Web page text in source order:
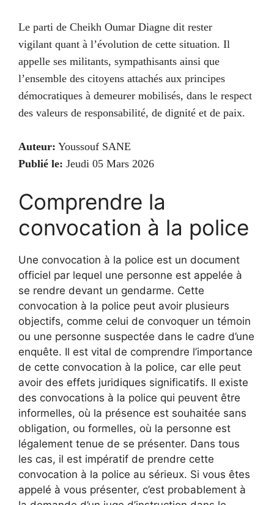
Le parti de Cheikh Oumar Diagne dit rester
vigilant quant à l’évolution de cette situation. Il
appelle ses militants, sympathisants ainsi que
l’ensemble des citoyens attachés aux principes
démocratiques à demeurer mobilisés, dans le respect
des valeurs de responsabilité, de dignité et de paix.
Auteur: Youssouf SANE
Publié le: Jeudi 05 Mars 2026
Comprendre la
convocation à la police
Une convocation à la police est un document
officiel par lequel une personne est appelée à
se rendre devant un gendarme. Cette
convocation à la police peut avoir plusieurs
objectifs, comme celui de convoquer un témoin
ou une personne suspectée dans le cadre d’une
enquête. Il est vital de comprendre l’importance
de cette convocation à la police, car elle peut
avoir des effets juridiques significatifs. Il existe
des convocations à la police qui peuvent être
informelles, où la présence est souhaitée sans
obligation, ou formelles, où la personne est
légalement tenue de se présenter. Dans tous
les cas, il est impératif de prendre cette
convocation à la police au sérieux. Si vous êtes
appelé à vous présenter, c’est probablement à